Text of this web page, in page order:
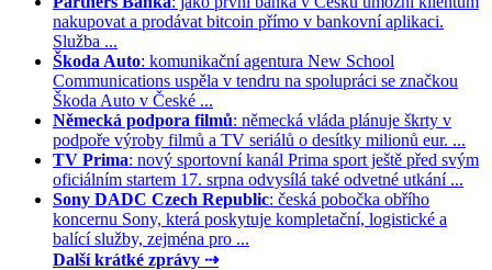
nakupovat a prodávat bitcoin přímo v bankovní aplikaci.
Služba ...
Škoda Auto: komunikační agentura New School
Communications uspěla v tendru na spolupráci se značkou
Škoda Auto v České ...
Německá podpora filmů: německá vláda plánuje škrty v
podpoře výroby filmů a TV seriálů o desítky milionů eur. ...
TV Prima: nový sportovní kanál Prima sport ještě před svým
oficiálním startem 17. srpna odvysílá také odvetné utkání ...
Sony DADC Czech Republic: česká pobočka obřího
koncernu Sony, která poskytuje kompletační, logistické a
balící služby, zejména pro ...
Další krátké zprávy ⇢